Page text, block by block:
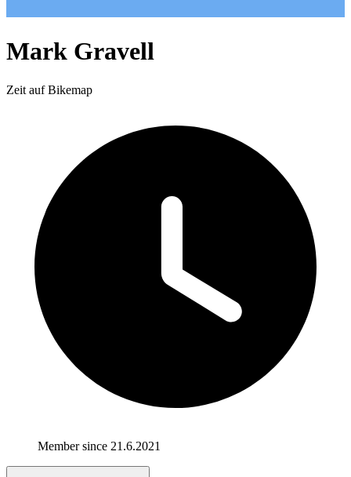
Mark Gravell
Zeit auf Bikemap
Member since 21.6.2021